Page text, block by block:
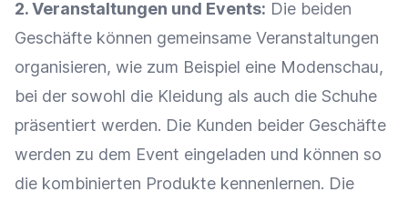
2.Veranstaltungen und Events: Die beiden
Geschäfte können gemeinsame Veranstaltungen
organisieren, wie zum Beispiel eine Modenschau,
bei der sowohl die Kleidung als auch die Schuhe
präsentiert werden. Die Kunden beider Geschäfte
werden zu dem Event eingeladen und können so
die kombinierten Produkte kennenlernen. Die